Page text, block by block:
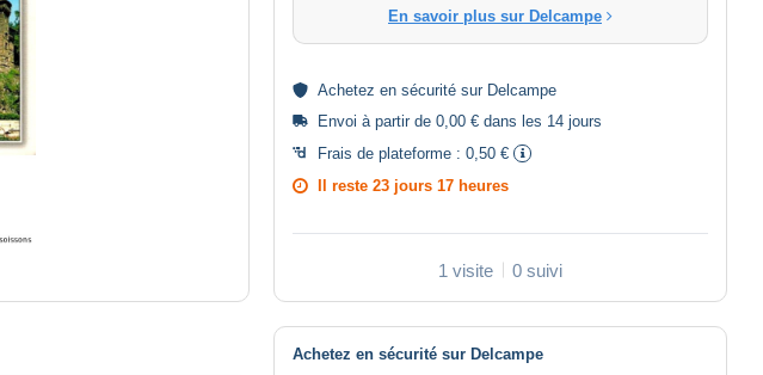
En savoir plus sur Delcampe
Achetez en sécurité sur Delcampe
Envoi à partir de 0,00 € dans les 14 jours
Frais de plateforme : 0,50 €
Il reste 23 jours 17 heures
1 visite 0 suivi
Achetez en sécurité sur Delcampe